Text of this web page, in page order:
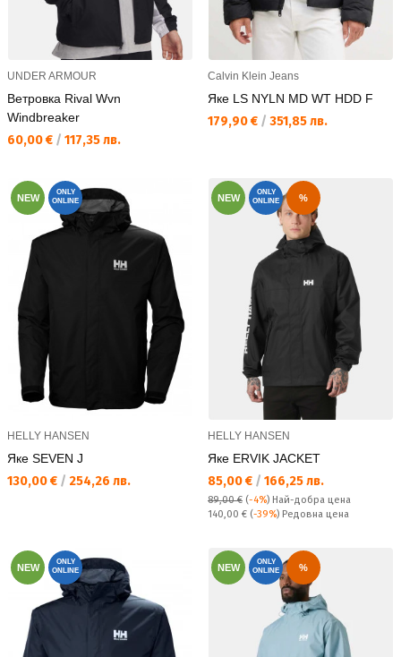
UNDER ARMOUR
Ветровка Rival Wvn
Windbreaker
Текуща цена:
60,00 € / 117,35 лв.
Calvin Klein Jeans
Яке LS NYLN MD WT HDD F
Текуща цена:
179,90 € / 351,85 лв.
NEW
ONLY
ONLINE
HELLY HANSEN
Яке SEVEN J
Текуща цена:
130,00 € / 254,26 лв.
NEW
ONLY
ONLINE
%
HELLY HANSEN
Яке ERVIK JACKET
Текуща цена:
85,00 € / 166,25 лв.
89,00 € (-4%) Най-добра цена
Редовна цена:
140,00 € (-39%) Редовна цена
NEW
ONLY
ONLINE
NEW
ONLY
ONLINE
%